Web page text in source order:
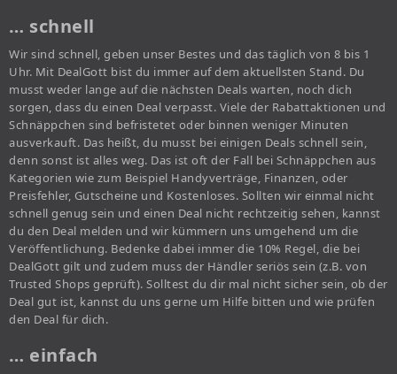
… schnell
Wir sind schnell, geben unser Bestes und das täglich von 8 bis 1
Uhr. Mit DealGott bist du immer auf dem aktuellsten Stand. Du
musst weder lange auf die nächsten Deals warten, noch dich
sorgen, dass du einen Deal verpasst. Viele der Rabattaktionen und
Schnäppchen sind befristetet oder binnen weniger Minuten
ausverkauft. Das heißt, du musst bei einigen Deals schnell sein,
denn sonst ist alles weg. Das ist oft der Fall bei Schnäppchen aus
Kategorien wie zum Beispiel Handyverträge, Finanzen, oder
Preisfehler, Gutscheine und Kostenloses. Sollten wir einmal nicht
schnell genug sein und einen Deal nicht rechtzeitig sehen, kannst
du den Deal melden und wir kümmern uns umgehend um die
Veröffentlichung. Bedenke dabei immer die 10% Regel, die bei
DealGott gilt und zudem muss der Händler seriös sein (z.B. von
Trusted Shops geprüft). Solltest du dir mal nicht sicher sein, ob der
Deal gut ist, kannst du uns gerne um Hilfe bitten und wie prüfen
den Deal für dich.
… einfach